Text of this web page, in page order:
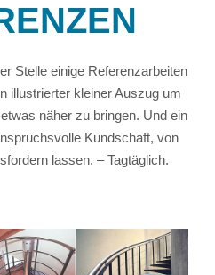
Stelle einige Referenzarbeiten
illustrierter kleiner Auszug um
näher zu bringen. Und ein
Kundschaft, von
lassen. – Tagtäglich.